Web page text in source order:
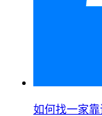
如何找一家靠